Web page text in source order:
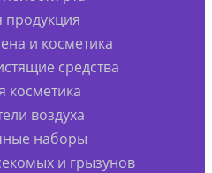
продукция
и косметика
средства
косметика
воздуха
наборы
и грызунов